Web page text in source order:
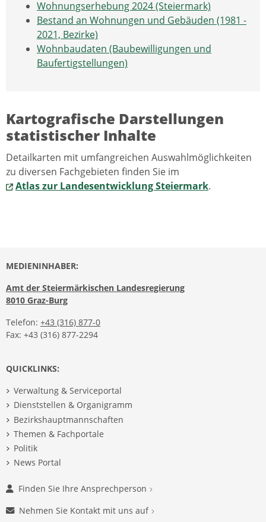
Wohnungserhebung 2024 (Steiermark)
Bestand an Wohnungen und Gebäuden (1981 -
2021, Bezirke)
Wohnbaudaten (Baubewilligungen und
Baufertigstellungen)
Kartografische Darstellungen
statistischer Inhalte
Detailkarten mit umfangreichen Auswahlmöglichkeiten
zu diversen Fachgebieten finden Sie im
Atlas zur Landesentwicklung Steiermark.
MEDIENINHABER:
Amt der Steiermärkischen Landesregierung
8010 Graz-Burg
Telefon: +43 (316) 877-0
Fax: +43 (316) 877-2294
QUICKLINKS:
Verwaltung & Serviceportal
Dienststellen & Organigramm
Bezirkshauptmannschaften
Themen & Fachportale
Politik
News Portal
Finden Sie Ihre Ansprechperson
Nehmen Sie Kontakt mit uns auf